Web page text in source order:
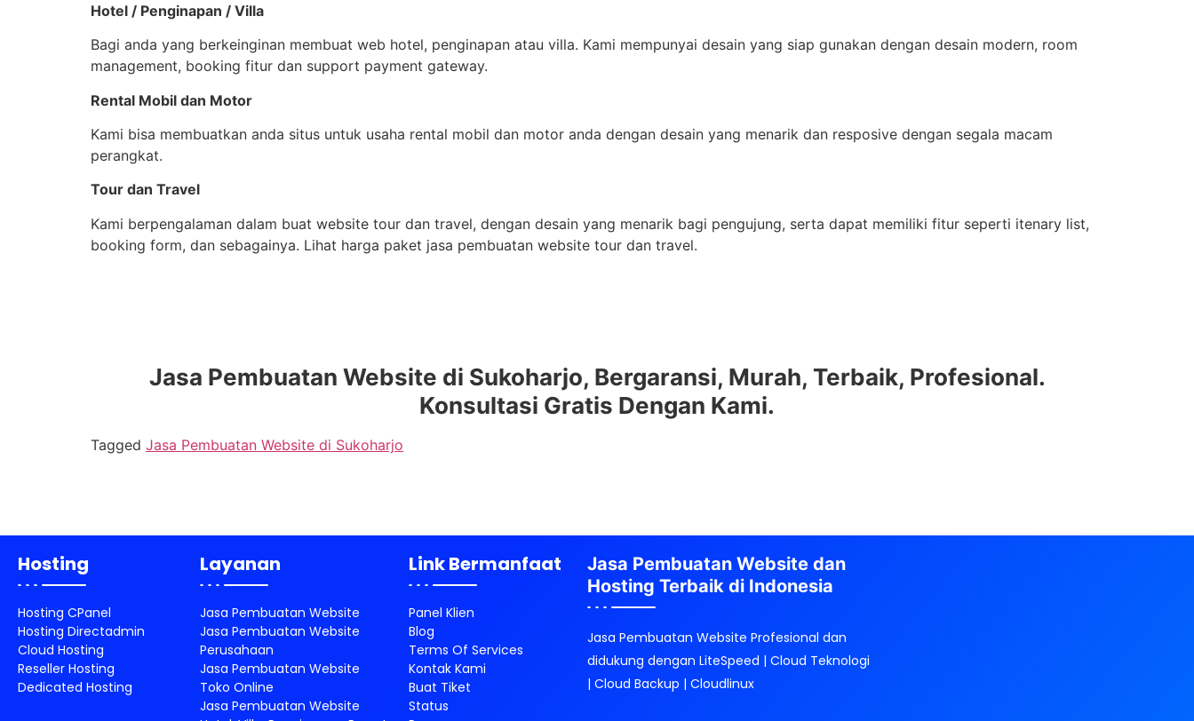
Hotel / Penginapan / Villa
Bagi anda yang berkeinginan membuat web hotel, penginapan atau villa. Kami mempunyai desain yang siap gunakan dengan desain modern, room
management, booking fitur dan support payment gateway.
Rental Mobil dan Motor
Kami bisa membuatkan anda situs untuk usaha rental mobil dan motor anda dengan desain yang menarik dan resposive dengan segala macam
perangkat.
Tour dan Travel
Kami berpengalaman dalam buat website tour dan travel, dengan desain yang menarik bagi pengujung, serta dapat memiliki fitur seperti itenary list,
booking form, dan sebagainya. Lihat harga paket jasa pembuatan website tour dan travel.
Jasa Pembuatan Website di Sukoharjo, Bergaransi, Murah, Terbaik, Profesional.
Konsultasi Gratis Dengan Kami.
Tagged Jasa Pembuatan Website di Sukoharjo
Hosting
Hosting CPanel
Hosting Directadmin
Cloud Hosting
Reseller Hosting
Dedicated Hosting
Layanan
Jasa Pembuatan Website
Jasa Pembuatan Website
Perusahaan
Jasa Pembuatan Website
Toko Online
Jasa Pembuatan Website
Link Bermanfaat
Panel Klien
Blog
Terms Of Services
Kontak Kami
Buat Tiket
Status
Jasa Pembuatan Website dan
Hosting Terbaik di Indonesia
Jasa Pembuatan Website Profesional dan
didukung dengan LiteSpeed | Cloud Teknologi
| Cloud Backup | Cloudlinux